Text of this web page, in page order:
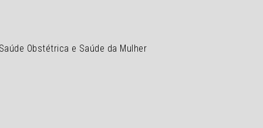
Obstétrica e Saúde da Mulher